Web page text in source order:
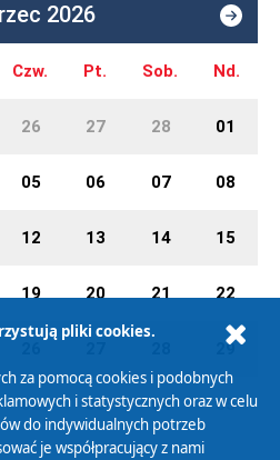
2026
Czw. Pt. Sob. Nd.
26 27 28 01
05 06 07 08
12 13 14 15
19 20 21 22
29
02 03 04 05
pliki cookies.
za pomocą cookies i podobnych
i statystycznych oraz w celu
do indywidualnych potrzeb
je współpracujący z nami